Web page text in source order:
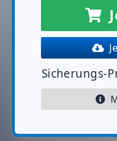
Sicherungs-